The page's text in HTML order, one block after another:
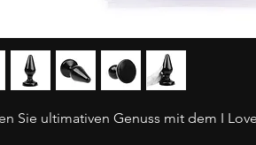
Sie ultimativen Genuss mit dem I